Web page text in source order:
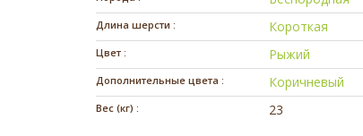
Длина шерсти : Короткая
Цвет : Рыжий
Дополнительные цвета : Коричневый
Вес (кг) : 23